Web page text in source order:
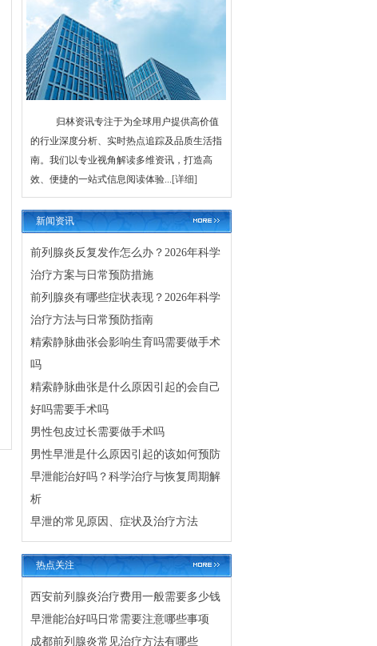
归林资讯专注于为全球用户提供高价值
的行业深度分析、实时热点追踪及品质生活指
南。我们以专业视角解读多维资讯，打造高
效、便捷的一站式信息阅读体验... [详细]
新闻资讯
前列腺炎反复发作怎么办？2026年科学
治疗方案与日常预防措施
前列腺炎有哪些症状表现？2026年科学
治疗方法与日常预防指南
精索静脉曲张会影响生育吗需要做手术
吗
精索静脉曲张是什么原因引起的会自己
好吗需要手术吗
男性包皮过长需要做手术吗
男性早泄是什么原因引起的该如何预防
早泄能治好吗？科学治疗与恢复周期解
析
早泄的常见原因、症状及治疗方法
热点关注
西安前列腺炎治疗费用一般需要多少钱
早泄能治好吗日常需要注意哪些事项
成都前列腺炎常见治疗方法有哪些